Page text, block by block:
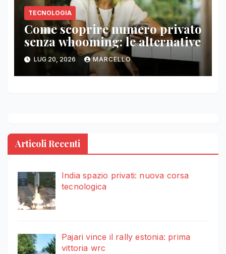
TECNOLOGIA
Come scoprire numero privato
senza whooming: le alternative
LUG 20, 2026 MARCELLO
Articoli Recenti
India spazio privati: nuova corsa
tecnologica
Pajari vince il rally estonia: prima
vittoria wrc